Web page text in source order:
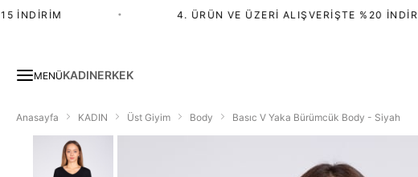
İNDIRIM 4. ÜRÜN VE ÜZERI ALIŞVERIŞTE %20 İNDIRIM
MENÜKADINERKEK
Anasayfa KADIN Üst Giyim Body Basıc V Yaka Bürümcük Body - Siyah